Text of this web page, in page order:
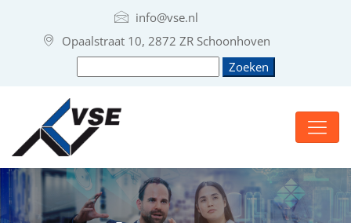
info@vse.nl
Opaalstraat 10, 2872 ZR Schoonhoven